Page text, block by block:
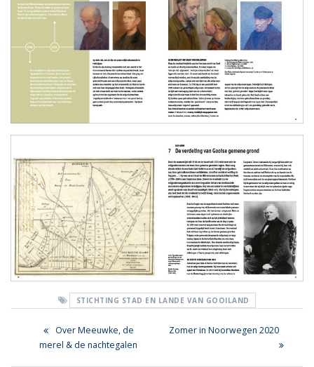
STICHTING STAD EN LANDE VAN GOOILAND
Bericht
navigatie
Previous
post:
Over Meeuwke, de
merel & de nachtegalen
Next
Zomer in Noorwegen 2020